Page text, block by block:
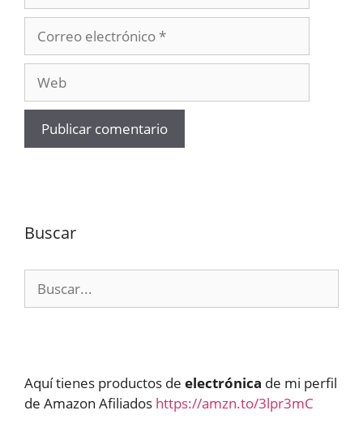
electrónico
Buscar
Aquí tienes productos de electrónica de mi perfil
de Amazon Afiliados https://amzn.to/3lpr3mC